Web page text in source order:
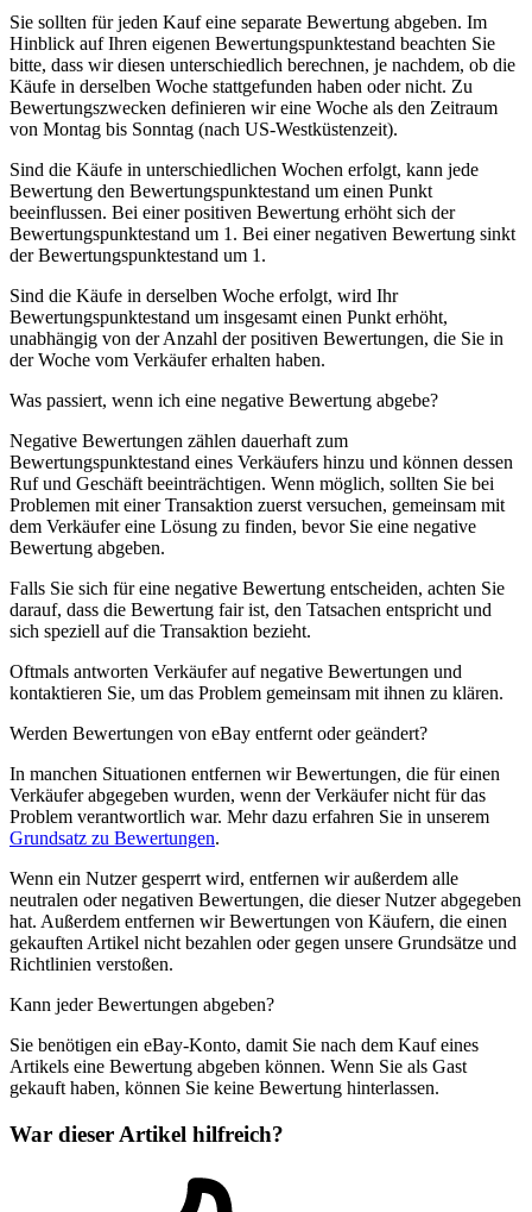
Sie sollten für jeden Kauf eine separate Bewertung abgeben. Im
Hinblick auf Ihren eigenen Bewertungspunktestand beachten Sie
bitte, dass wir diesen unterschiedlich berechnen, je nachdem, ob die
Käufe in derselben Woche stattgefunden haben oder nicht. Zu
Bewertungszwecken definieren wir eine Woche als den Zeitraum
von Montag bis Sonntag (nach US-Westküstenzeit).
Sind die Käufe in unterschiedlichen Wochen erfolgt, kann jede
Bewertung den Bewertungspunktestand um einen Punkt
beeinflussen. Bei einer positiven Bewertung erhöht sich der
Bewertungspunktestand um 1. Bei einer negativen Bewertung sinkt
der Bewertungspunktestand um 1.
Sind die Käufe in derselben Woche erfolgt, wird Ihr
Bewertungspunktestand um insgesamt einen Punkt erhöht,
unabhängig von der Anzahl der positiven Bewertungen, die Sie in
der Woche vom Verkäufer erhalten haben.
Was passiert, wenn ich eine negative Bewertung abgebe?
Negative Bewertungen zählen dauerhaft zum
Bewertungspunktestand eines Verkäufers hinzu und können dessen
Ruf und Geschäft beeinträchtigen. Wenn möglich, sollten Sie bei
Problemen mit einer Transaktion zuerst versuchen, gemeinsam mit
dem Verkäufer eine Lösung zu finden, bevor Sie eine negative
Bewertung abgeben.
Falls Sie sich für eine negative Bewertung entscheiden, achten Sie
darauf, dass die Bewertung fair ist, den Tatsachen entspricht und
sich speziell auf die Transaktion bezieht.
Oftmals antworten Verkäufer auf negative Bewertungen und
kontaktieren Sie, um das Problem gemeinsam mit ihnen zu klären.
Werden Bewertungen von eBay entfernt oder geändert?
In manchen Situationen entfernen wir Bewertungen, die für einen
Verkäufer abgegeben wurden, wenn der Verkäufer nicht für das
Problem verantwortlich war. Mehr dazu erfahren Sie in unserem
Grundsatz zu Bewertungen.
Wenn ein Nutzer gesperrt wird, entfernen wir außerdem alle
neutralen oder negativen Bewertungen, die dieser Nutzer abgegeben
hat. Außerdem entfernen wir Bewertungen von Käufern, die einen
gekauften Artikel nicht bezahlen oder gegen unsere Grundsätze und
Richtlinien verstoßen.
Kann jeder Bewertungen abgeben?
Sie benötigen ein eBay-Konto, damit Sie nach dem Kauf eines
Artikels eine Bewertung abgeben können. Wenn Sie als Gast
gekauft haben, können Sie keine Bewertung hinterlassen.
War dieser Artikel hilfreich?